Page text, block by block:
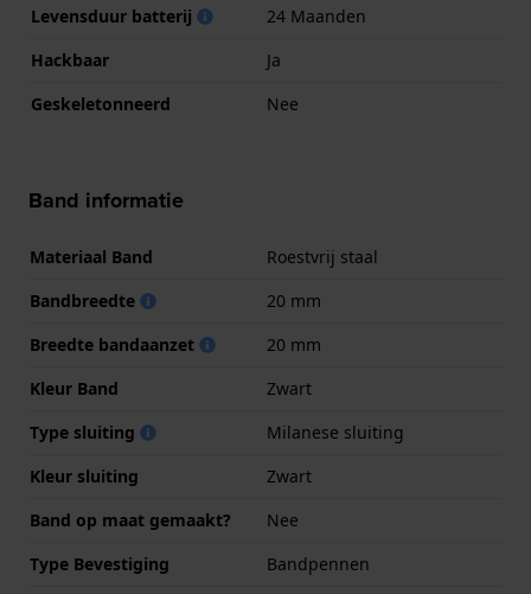
Levensduur batterij
24 Maanden
Hackbaar
Ja
Geskeletonneerd
Nee
Band informatie
Materiaal Band
Roestvrij staal
Bandbreedte
20 mm
Breedte bandaanzet
20 mm
Kleur Band
Zwart
Type sluiting
Milanese sluiting
Kleur sluiting
Zwart
Band op maat gemaakt?
Nee
Type Bevestiging
Bandpennen